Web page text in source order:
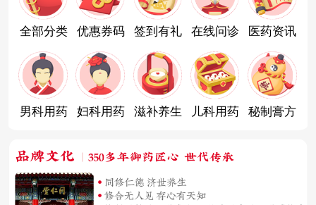
全部分类 优惠券码 签到有礼 在线问诊 医药资讯
男科用药 妇科用药 滋补养生 儿科用药 秘制膏方